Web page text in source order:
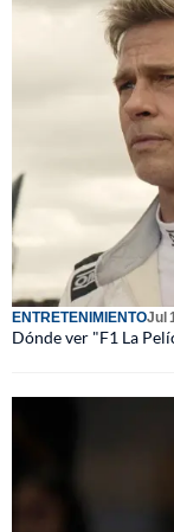
ENTRETENIMIENTOJul
Dónde ver "F1 La